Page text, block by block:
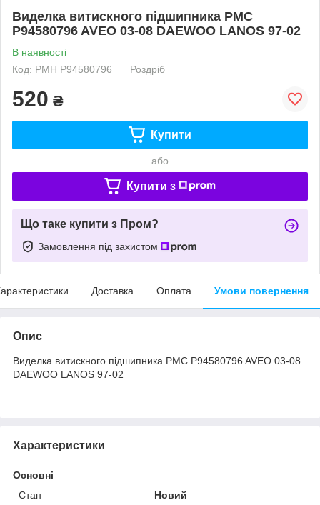
Виделка витискного підшипника PMC
P94580796 AVEO 03-08 DAEWOO LANOS 97-02
В наявності
Код: PMH P94580796
Роздріб
520 ₴
Купити
або
Купити з
Що таке купити з Пром?
Замовлення під захистом
Доставка Оплата Умови повернення
Опис
Виделка витискного підшипника PMC P94580796 AVEO 03-08
DAEWOO LANOS 97-02
Характеристики
Основні
Стан
Новий